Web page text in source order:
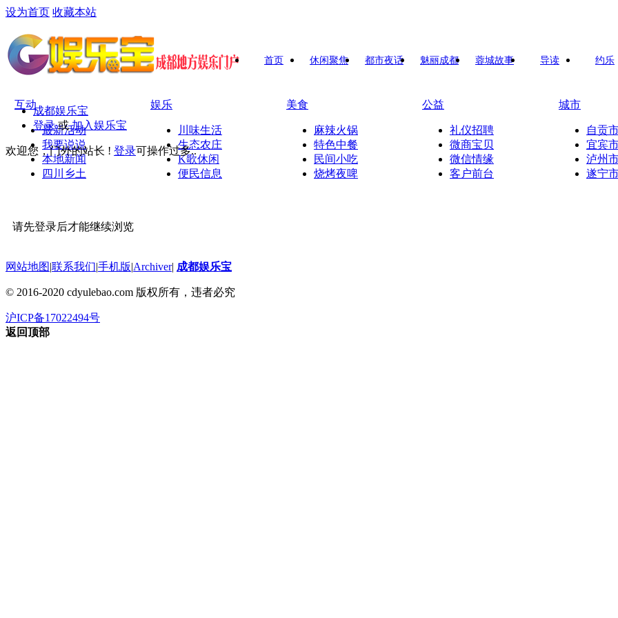
设为首页 收藏本站
成都娱乐宝
登录 或 加入娱乐宝
欢迎您，门外的站长 ! 登录可操作过多..
首页 休闲聚焦 都市夜话 魅丽成都 蓉城故事 导读 约乐
互动
最新活动
我要说说
本地新闻
四川乡土
娱乐
川味生活
生态农庄
K歌休闲
便民信息
美食
麻辣火锅
特色中餐
民间小吃
烧烤夜啤
公益
礼仪招聘
微商宝贝
微信情缘
客户前台
城市
自贡
宜宾
泸州
遂宁
请先登录后才能继续浏览
网站地图|联系我们|手机版|Archiver| 成都娱乐宝
© 2016-2020 cdyulebao.com 版权所有，违者必究
沪ICP备17022494号
返回顶部